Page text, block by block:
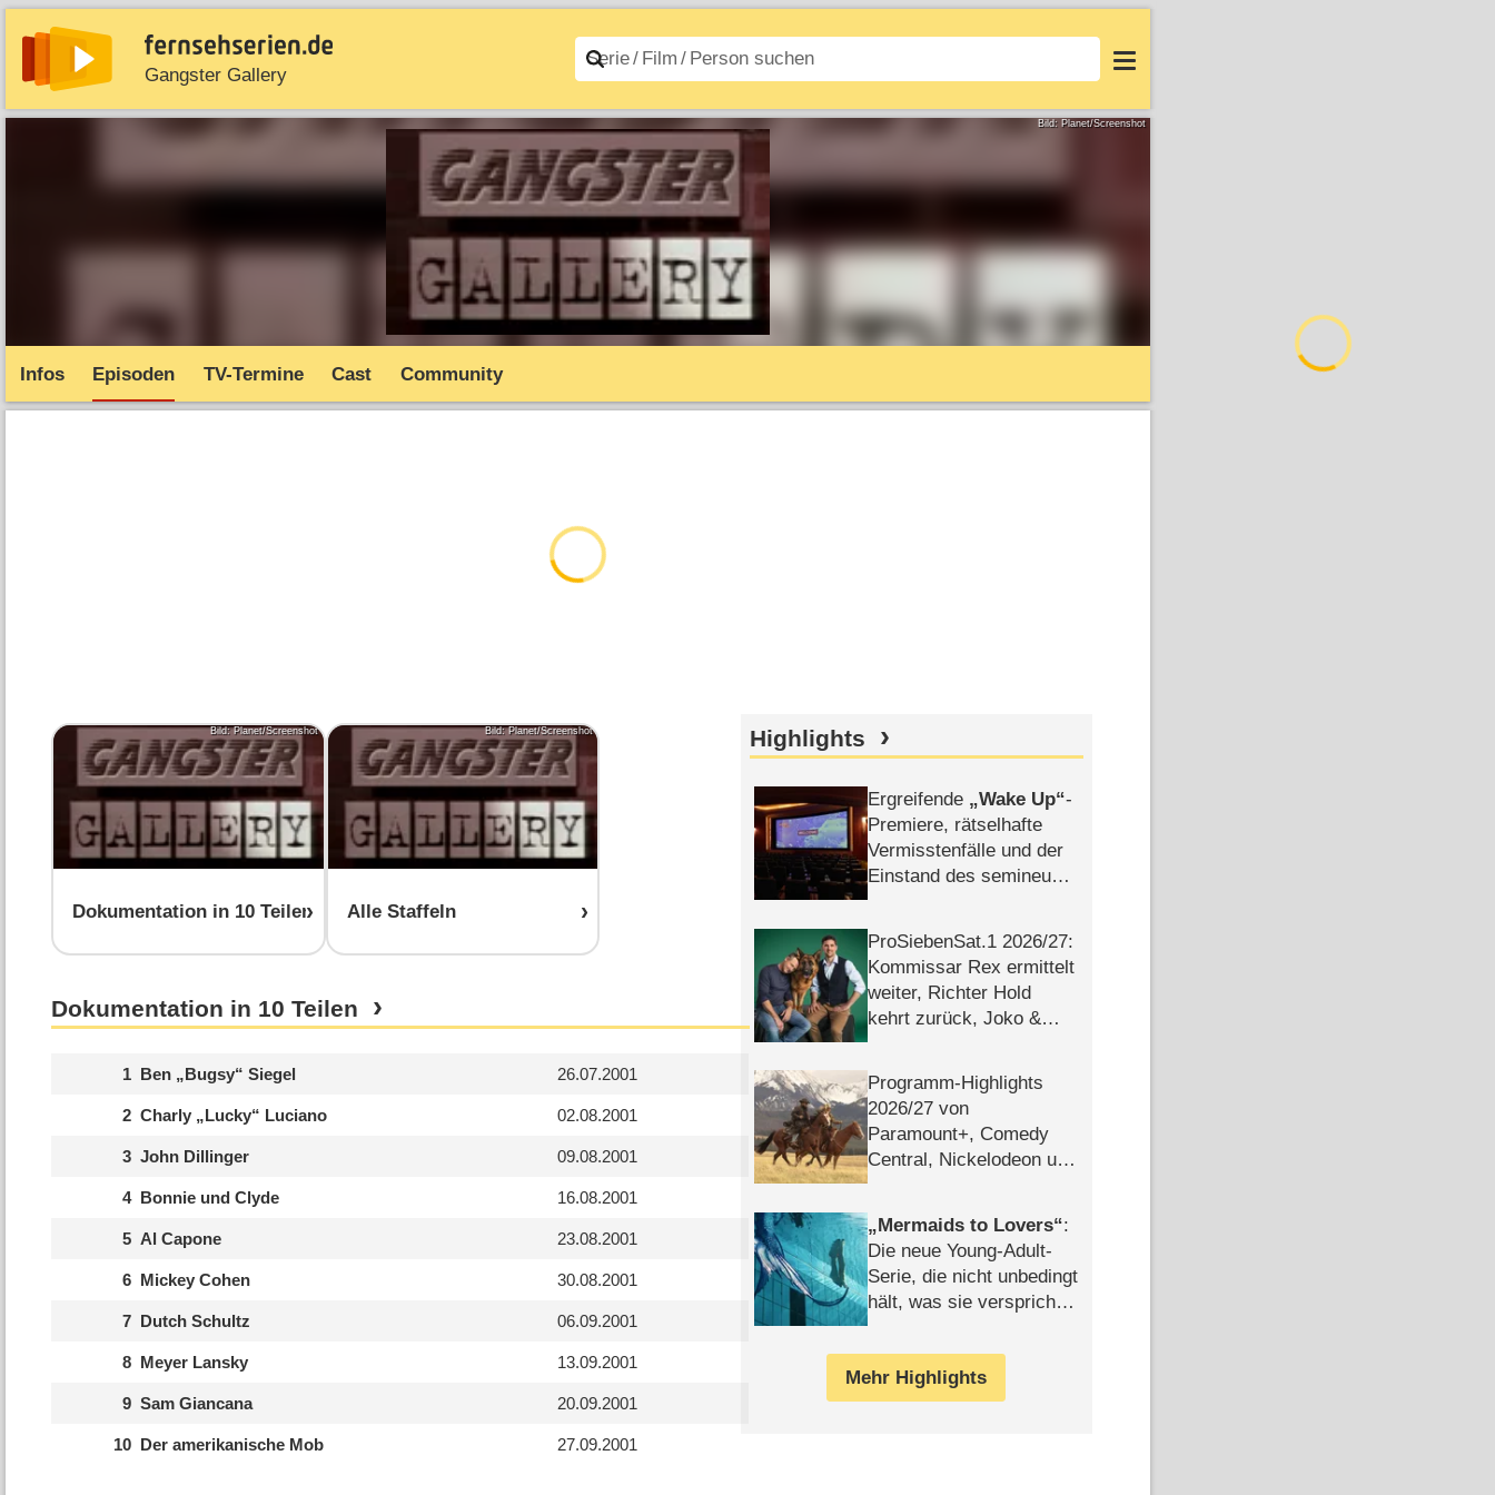
Gangster Gallery
News Entdecken Streaming Filme A–Z Login
Bild: Planet/Screenshot
Infos Episoden TV-Termine Cast Community
Bild: Planet/Screenshot
Dokumentation in 10 Teilen
Bild: Planet/Screenshot
Alle Staffeln
Dokumentation in 10 Teilen
1 Ben „Bugsy“ Siegel 26.07.2001
2 Charly „Lucky“ Luciano 02.08.2001
3 John Dillinger 09.08.2001
4 Bonnie und Clyde 16.08.2001
5 Al Capone 23.08.2001
6 Mickey Cohen 30.08.2001
7 Dutch Schultz 06.09.2001
8 Meyer Lansky 13.09.2001
9 Sam Giancana 20.09.2001
10 Der amerikanische Mob 27.09.2001
Highlights
Ergreifende Wake Up -
Premiere, rätselhafte
Vermisstenfälle und der
Einstand des semineuen
ProSiebenSat.1 2026/​27:
Kommissar Rex ermittelt
weiter, Richter Hold
kehrt zurück, Joko &
Programm-Highlights
2026/​27 von
Paramount+, Comedy
Central, Nickelodeon und
Mermaids to Lovers :
Die neue Young-Adult-
Serie, die nicht unbedingt
hält, was sie verspricht –
Mehr Highlights